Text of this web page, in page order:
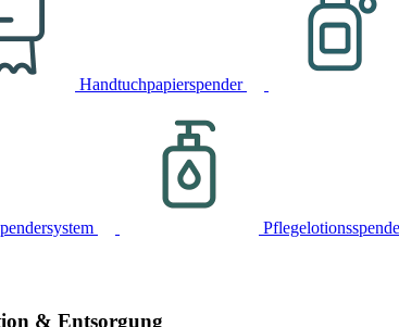
Handtuchpapierspender
& Entsorgung